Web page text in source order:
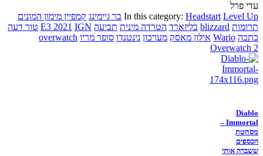
עדי פרל
In this category: Headstart Level Up בר גיימינג קמפיין מימון המונים
תרומות blizzard בליזארד הטרדה מינית תביעה E3 2021 IGN
טור דעה
כתבה Wario אילון מאסק מערכון נינטנדו סופר מריו overwatch
Overwatch 2
Diablo
Immortal –
מסחטת
הכספים
ששברה אותי